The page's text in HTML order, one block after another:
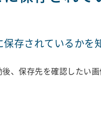
存されているかを
後、保存先を確認したい